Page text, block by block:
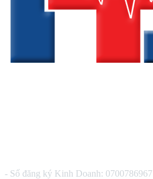
- Số đăng ký Kinh Doanh: 0700786967